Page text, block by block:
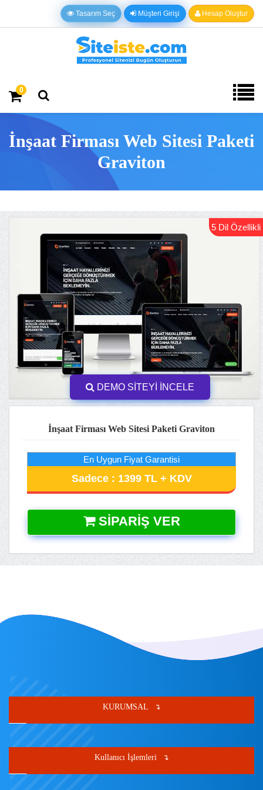
Tasarım Seç Müşteri Girişi Hesap Oluştur
0
İnşaat Firması Web Sitesi Paketi
Graviton
5 Dil Özellikli
DEMO SİTEYİ İNCELE
İnşaat Firması Web Sitesi Paketi Graviton
En Uygun Fiyat Garantisi
Sadece : 1399 TL + KDV
SIPARIŞ VER
KURUMSAL
Kullanıcı İşlemleri